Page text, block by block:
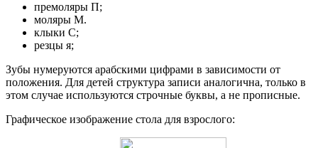
премоляры П;
моляры М.
клыки С;
резцы я;
Зубы нумеруются арабскими цифрами в зависимости от
положения. Для детей структура записи аналогична, только в
этом случае используются строчные буквы, а не прописные.
Графическое изображение стола для взрослого: